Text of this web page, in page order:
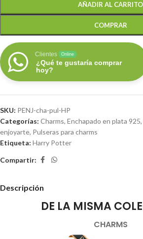
AÑADIR AL CARRITO
COMPRAR
Clientes Online
¿Qué te gustaría comprar
hoy?
SKU: PENJ-cha-pul-HP
Categorías: Charms, Enchapado en plata 925,
enjoyarte, Pulseras para charms
Etiqueta: Harry Potter
Compartir:
Descripción
DE LA MISMA
CHARMS